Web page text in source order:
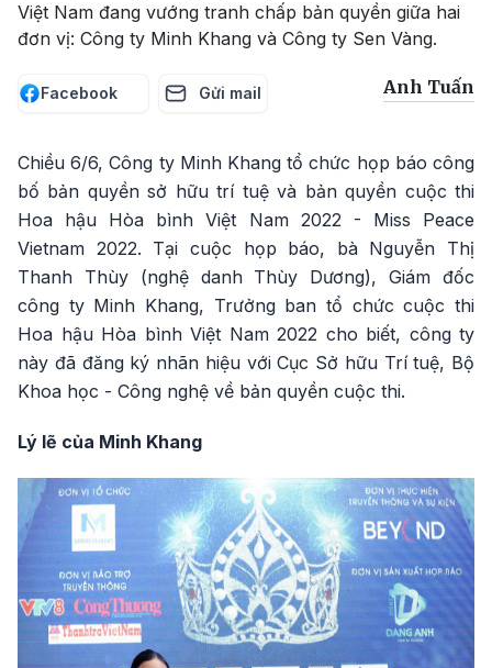
Việt Nam đang vướng tranh chấp bản quyền giữa hai
đơn vị: Công ty Minh Khang và Công ty Sen Vàng.
Facebook Gửi mail Anh Tuấn
Chiều 6/6, Công ty Minh Khang tổ chức họp báo công
bố bản quyền sở hữu trí tuệ và bản quyền cuộc thi
Hoa hậu Hòa bình Việt Nam 2022 - Miss Peace
Vietnam 2022. Tại cuộc họp báo, bà Nguyễn Thị
Thanh Thùy (nghệ danh Thùy Dương), Giám đốc
công ty Minh Khang, Trưởng ban tổ chức cuộc thi
Hoa hậu Hòa bình Việt Nam 2022 cho biết, công ty
này đã đăng ký nhãn hiệu với Cục Sở hữu Trí tuệ, Bộ
Khoa học - Công nghệ về bản quyền cuộc thi.
Lý lẽ của Minh Khang